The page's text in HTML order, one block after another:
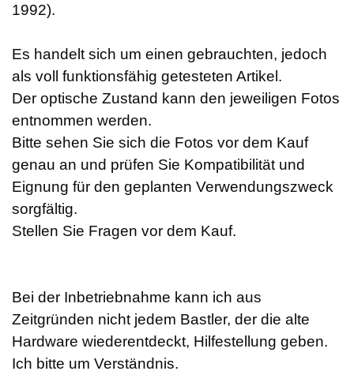
1992).
Es handelt sich um einen gebrauchten, jedoch
als voll funktionsfähig getesteten Artikel.
Der optische Zustand kann den jeweiligen Fotos
entnommen werden.
Bitte sehen Sie sich die Fotos vor dem Kauf
genau an und prüfen Sie Kompatibilität und
Eignung für den geplanten Verwendungszweck
sorgfältig.
Stellen Sie Fragen vor dem Kauf.
Bei der Inbetriebnahme kann ich aus
Zeitgründen nicht jedem Bastler, der die alte
Hardware wiederentdeckt, Hilfestellung geben.
Ich bitte um Verständnis.